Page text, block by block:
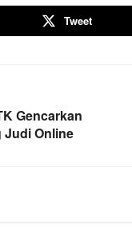
Tweet
Gencarkan
Judi Online